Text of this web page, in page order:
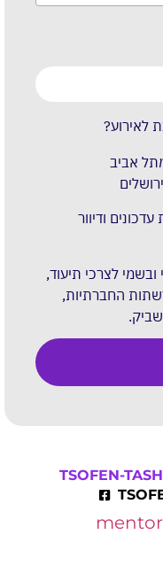
לאירוע?
אביב
ודיוור
לצרכי תיעוד,
החברתיות,
TSOFEN-